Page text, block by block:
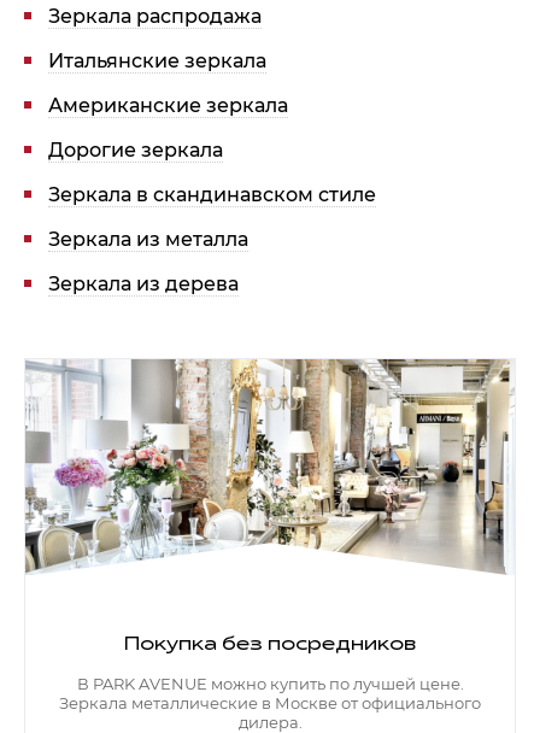
Зеркала распродажа
Итальянские зеркала
Американские зеркала
Дорогие зеркала
Зеркала в скандинавском стиле
Зеркала из металла
Зеркала из дерева
Покупка без посредников
В PARK AVENUE можно купить по лучшей цене.
Зеркала металлические в Москве от официального
дилера.